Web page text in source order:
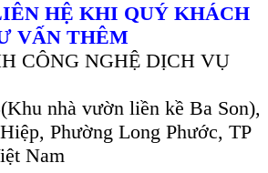
HỆ KHI QUÝ KHÁCH
VẤN THÊM
CÔNG NGHỆ DỊCH VỤ
nhà vườn liền kề Ba Son),
Phường Long Phước, TP
Nam